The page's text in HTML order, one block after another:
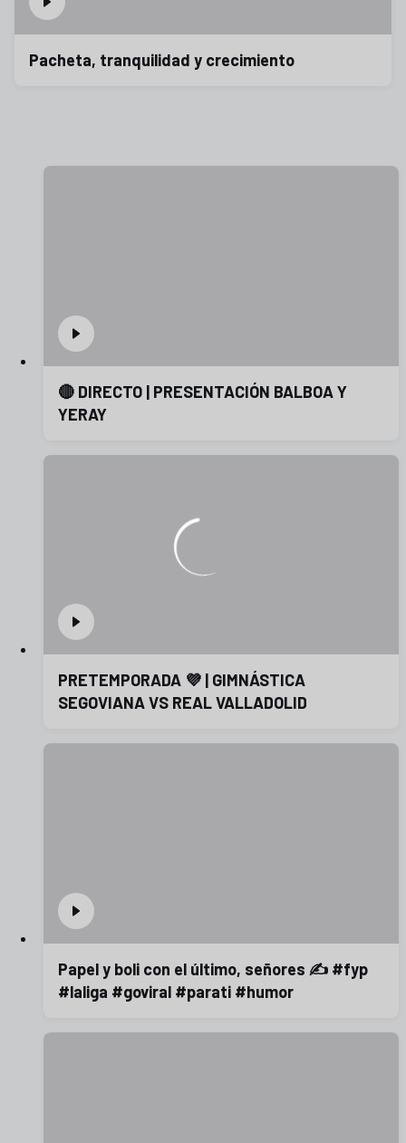
Pacheta, tranquilidad y crecimiento
🔴 DIRECTO | PRESENTACIÓN BALBOA Y
YERAY
PRETEMPORADA 💜 | GIMNÁSTICA
SEGOVIANA VS REAL VALLADOLID
Papel y boli con el último, señores ✍️ #fyp
#laliga #goviral #parati #humor